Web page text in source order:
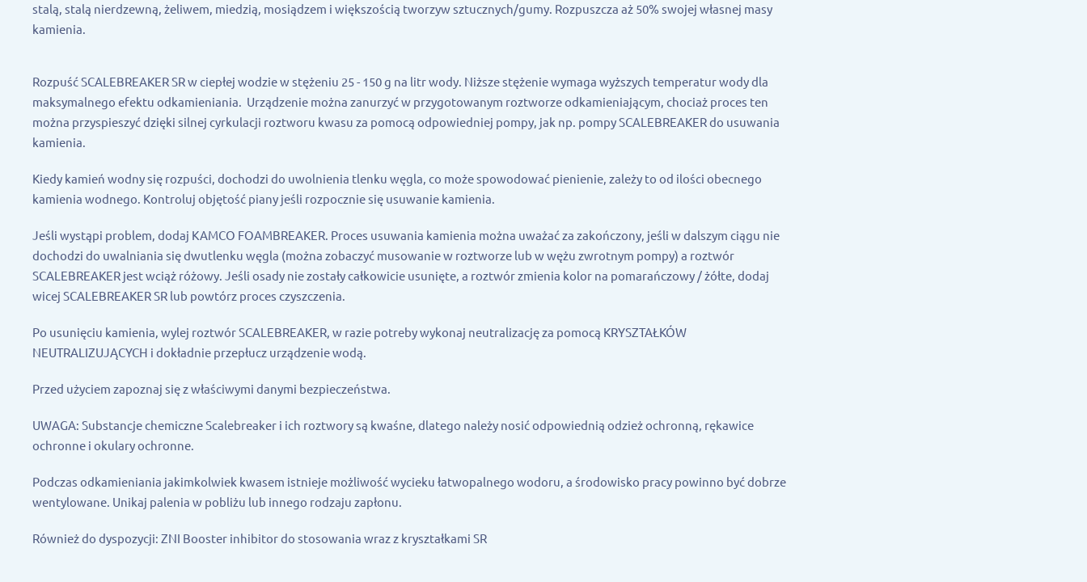
stalą, stalą nierdzewną, żeliwem, miedzią, mosiądzem i większością tworzyw sztucznych/gumy. Rozpuszcza aż 50% swojej własnej masy
kamienia.
Rozpuść SCALEBREAKER SR w ciepłej wodzie w stężeniu 25 - 150 g na litr wody. Niższe stężenie wymaga wyższych temperatur wody dla
maksymalnego efektu odkamieniania. Urządzenie można zanurzyć w przygotowanym roztworze odkamieniającym, chociaż proces ten
można przyspieszyć dzięki silnej cyrkulacji roztworu kwasu za pomocą odpowiedniej pompy, jak np. pompy SCALEBREAKER do usuwania
kamienia.
Kiedy kamień wodny się rozpuści, dochodzi do uwolnienia tlenku węgla, co może spowodować pienienie, zależy to od ilości obecnego
kamienia wodnego. Kontroluj objętość piany jeśli rozpocznie się usuwanie kamienia.
Jeśli wystąpi problem, dodaj KAMCO FOAMBREAKER. Proces usuwania kamienia można uważać za zakończony, jeśli w dalszym ciągu nie
dochodzi do uwalniania się dwutlenku węgla (można zobaczyć musowanie w roztworze lub w wężu zwrotnym pompy) a roztwór
SCALEBREAKER jest wciąż różowy. Jeśli osady nie zostały całkowicie usunięte, a roztwór zmienia kolor na pomarańczowy / żółte, dodaj
wicej SCALEBREAKER SR lub powtórz proces czyszczenia.
Po usunięciu kamienia, wylej roztwór SCALEBREAKER, w razie potreby wykonaj neutralizację za pomocą KRYSZTAŁKÓW
NEUTRALIZUJĄCYCH i dokładnie przepłucz urządzenie wodą.
Przed użyciem zapoznaj się z właściwymi danymi bezpieczeństwa.
UWAGA: Substancje chemiczne Scalebreaker i ich roztwory są kwaśne, dlatego należy nosić odpowiednią odzież ochronną, rękawice
ochronne i okulary ochronne.
Podczas odkamieniania jakimkolwiek kwasem istnieje możliwość wycieku łatwopalnego wodoru, a środowisko pracy powinno być dobrze
wentylowane. Unikaj palenia w pobliżu lub innego rodzaju zapłonu.
Również do dyspozycji: ZNI Booster inhibitor do stosowania wraz z kryształkami SR